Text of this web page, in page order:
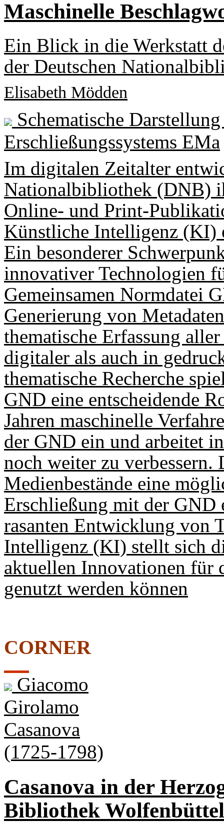
Maschinelle
Ein Blick in die Werkstatt
der Deutschen
Elisabeth Mödden
Schematische
Erschließungssystems EMa
Im digitalen Zeitalter
Nationalbibliothek (DNB)
Online- und Print-
Künstliche Intelligenz (KI)
Ein besonderer
innovativer Technologien
Gemeinsamen Normdatei
Generierung von
thematische Erfassung
digitaler als auch in
thematische Recherche
GND eine entscheidende
Jahren maschinelle
der GND ein und arbeitet
noch weiter zu
Medienbestände eine
Erschließung mit der GND
rasanten Entwicklung von
Intelligenz (KI) stellt sich
aktuellen Innovationen für
genutzt werden können
CORNER
Giacomo
Girolamo
Casanova
(1725-1798)
Casanova in der
Bibliothek